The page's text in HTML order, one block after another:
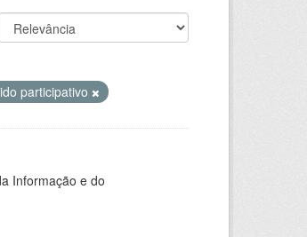
participativo
Informação e do